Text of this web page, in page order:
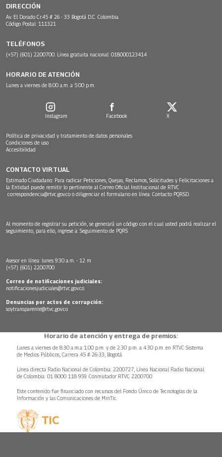
DIRECCIÓN
Av. El Dorado Cr.45 # 26 - 33 Bogotá D.C. Colombia.
Código Postal: 111321
TELÉFONOS
(+57) (601) 2200700. Línea gratuita nacional: 018000123414
HORARIO DE ATENCIÓN
Lunes a viernes de 8:00 a.m. a 5:00 p.m.
Instagram Facebook X
Política de privacidad y tratamiento de datos personales
Condiciones de uso
Accesibilidad
CONTACTO VIRTUAL
Estimado Ciudadano: Para radicar Peticiones, Quejas, Reclamos, Solicitudes y Felicitaciones a
la Entidad puede remitir lo pertinente al Correo Oficial Institucional de RTVC
correspondencia@rtvc.gov.co o diligenciar el formulario en línea: Contacto PQRSD.
Al momento de registrar su petición, se generará un código con el cual usted podrá realizar el
seguimiento, para ello, ingrese a: Seguimiento de PQRS
Asesor en línea: lunes 9:30 a.m. - 12 m
(+57) (601) 2200700
Correo de notificaciones judiciales:
notificacionesjudiciales@rtvc.gov.co
Denuncias por actos de corrupción:
soytransparente@rtvc.gov.co
Horario de atención y entrega de premios:
Lunes a viernes de 8:30 a.m.a 1:00 p.m. y de 2:30 p.m. a 4:30 p.m. en RTVC Sistema
de Medios Públicos, Carrera 45 # 26-33, Bogotá.
Línea directa Radio Nacional de Colombia: 2200727, Línea Nacional Radio Nacional
de Colombia: 01 8000 118 959. Conmutador RTVC 2200700
Este contenido fue financiado con recursos del Fondo Único de Tecnologías de la
Información y las Comunicaciones de MinTic.